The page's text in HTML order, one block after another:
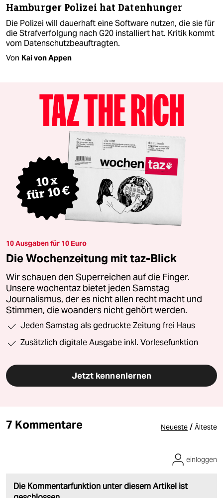
Hamburger Polizei hat Datenhunger
Die Polizei will dauerhaft eine Software nutzen, die sie für
die Strafverfolgung nach G20 installiert hat. Kritik kommt
vom Datenschutzbeauftragten.
Von Kai von Appen
10 Ausgaben für 10 Euro
Die Wochenzeitung mit taz-Blick
Wir schauen den Superreichen auf die Finger.
Unsere wochentaz bietet jeden Samstag
Journalismus, der es nicht allen recht macht und
Stimmen, die woanders nicht gehört werden.
Jeden Samstag als gedruckte Zeitung frei Haus
Zusätzlich digitale Ausgabe inkl. Vorlesefunktion
Jetzt kennenlernen
7 Kommentare Neueste / Älteste
Die Kommentarfunktion unter diesem Artikel ist
einloggen